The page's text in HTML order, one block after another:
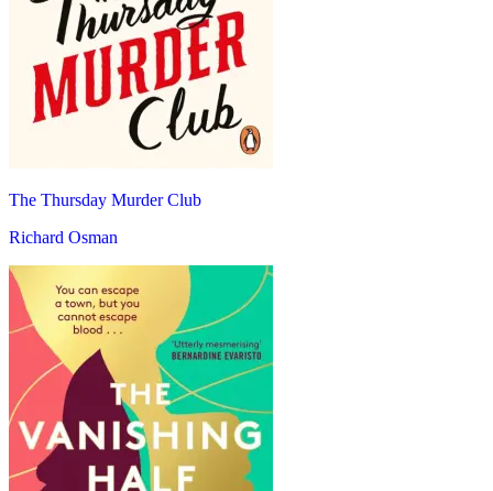
The Thursday Murder Club
Richard Osman